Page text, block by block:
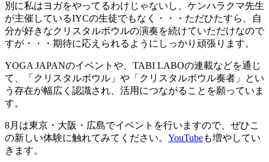
別に私はヨガをやってるわけじゃないし、ケンハラクマ先生
が主催しているIYCの生徒でもなく・・・ただひたすら、自
分が好きなクリスタルボウルの演奏を続けていただけなので
すが・・・期待に応えられるようにしっかり頑張ります。
YOGA JAPANのイベントや、TABI LABOの連載などを通じ
て、「クリスタルボウル」や「クリスタルボウル奏者」とい
う存在が幅広く認識され、活用につながることを願っていま
す。
8月は東京・大阪・広島でイベントを行いますので、ぜひこ
の新しい体験に触れてみてください。 YouTubeも増やしてい
きます。